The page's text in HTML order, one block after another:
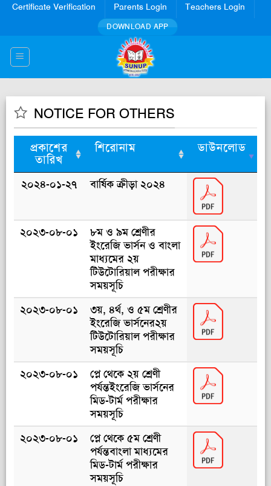
SkipCertificate Verification Parents Login Teachers Login
DOWNLOAD APP
NOTICE FOR OTHERS
প্রকাশের
তারিখ
শিরোনাম ডাউনলোড
২০২৪-০১-২৭ বার্ষিক ক্রীড়া ২০২৪
২০২৩-০৮-০১
৮ম ও ৯ম শ্রেণীর
ইংরেজি ভার্সন ও বাংলা
মাধ্যমের ২য়
টিউটোরিয়াল পরীক্ষার
সময়সূচি
২০২৩-০৮-০১
৩য়, ৪র্থ, ও ৫ম শ্রেণীর
ইংরেজি ভার্সনের২য়
টিউটোরিয়াল পরীক্ষার
সময়সূচি
২০২৩-০৮-০১
প্লে থেকে ২য় শ্রেণী
পর্যন্তইংরেজি ভার্সনের
মিড-টার্ম পরীক্ষার
সময়সূচি
২০২৩-০৮-০১
প্লে থেকে ৫ম শ্রেণী
পর্যন্তবাংলা মাধ্যমের
মিড-টার্ম পরীক্ষার
সময়সূচি